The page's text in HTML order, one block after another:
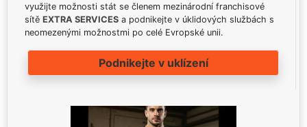
využijte možnosti stát se členem mezinárodní franchisové
sítě EXTRA SERVICES a podnikejte v úklidových službách s
neomezenými možnostmi po celé Evropské unii.
Podnikejte v uklízení